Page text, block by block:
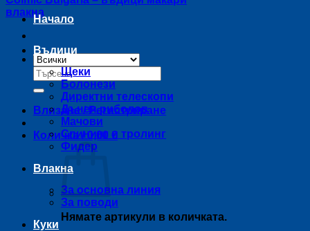
Търсене
за:
Влизане / Регистриране
Количка /0,00 €
Нямате артикули в количката.
Начало
Въдици
Щеки
Болонези
Директни телескопи
Дънен риболов
Мачови
Спининг и тролинг
Фидер
Влакна
За основна линия
За поводи
Куки